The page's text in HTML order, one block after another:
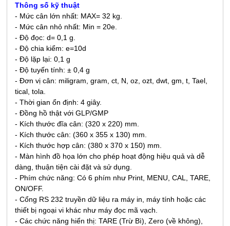
Thông số kỹ thuật
- Mức cân lớn nhất: MAX= 32 kg
- Mức cân nhỏ nhất: Min = 20e.
- Độ đọc: d= 0,1 g.
- Độ chia kiểm: e=10d
- Độ lặp lại: 0,1 g
- Độ tuyến tính: ± 0,4 g
- Đơn vị cân: miligram, gram, ct, N, oz, ozt, dwt, gm, t, Tael,
tical, tola.
- Thời gian ổn định: 4 giây.
- Đồng hồ thật với GLP/GMP
- Kích thước đĩa cân: (320 x 220) mm.
- Kích thước cân: (360 x 355 x 130) mm.
- Kích thước hợp cân: (380 x 370 x 150) mm.
- Màn hình đồ họa lớn cho phép hoạt động hiệu quả và dễ
dàng,thuận tiện cài đặt và sử dụng.
- Phím chức năng: Có 6 phím như Print, MENU, CAL, TARE,
ON/OFF.
- Cổng RS 232 truyền dữ liệu ra máy in, máy tính hoặc các
thiết bị ngoại vi khác như máy đọc mã vạch.
- Các chức năng hiển thị: TARE (Trừ Bì), Zero (về không),